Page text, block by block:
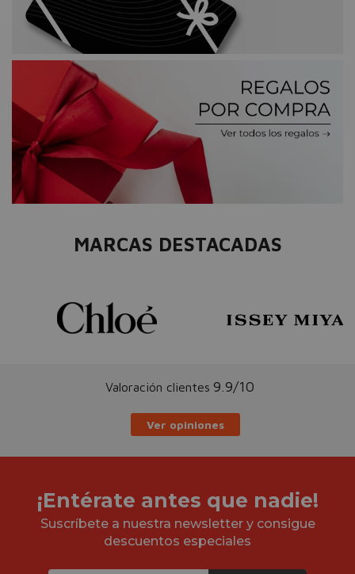
MARCAS DESTACADAS
Valoración clientes 9.9/10
Ver opiniones
¡Entérate antes que nadie!
Suscríbete a nuestra newsletter y consigue
descuentos especiales